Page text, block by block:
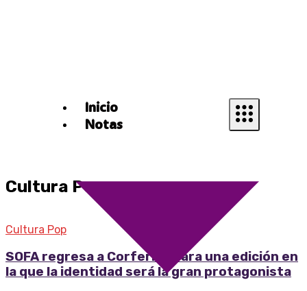
Inicio
Notas
Cultura Pop
Cultura Pop
SOFA regresa a Corferias para una edición en
la que la identidad será la gran protagonista